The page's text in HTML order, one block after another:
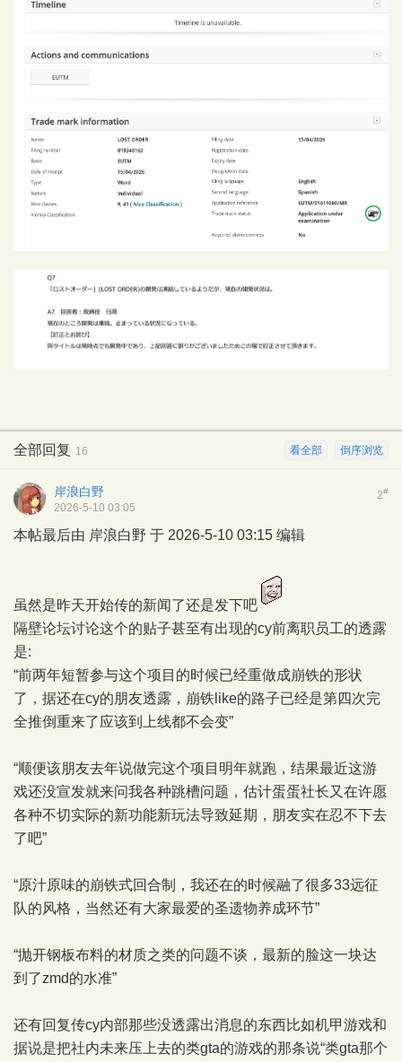
倒序浏览
看全部
全部回复 16
2#
岸浪白野
2026-5-10 03:05
本帖最后由 岸浪白野 于 2026-5-10 03:15 编辑
虽然是昨天开始传的新闻了还是发下吧
隔壁论坛讨论这个的贴子甚至有出现的cy前离职员工的透露
是:
“前两年短暂参与这个项目的时候已经重做成崩铁的形状
了，据还在cy的朋友透露，崩铁like的路子已经是第四次完
全推倒重来了应该到上线都不会变”
“顺便该朋友去年说做完这个项目明年就跑，结果最近这游
戏还没宣发就来问我各种跳槽问题，估计蛋蛋社长又在许愿
各种不切实际的新功能新玩法导致延期，朋友实在忍不下去
了吧”
“原汁原味的崩铁式回合制，我还在的时候融了很多33远征
队的风格，当然还有大家最爱的圣遗物养成环节”
“抛开钢板布料的材质之类的问题不谈，最新的脸这一块达
到了zmd的水准”
还有回复传cy内部那些没透露出消息的东西比如机甲游戏和
据说是把社内未来压上去的类gta的游戏的那条说“类gta那个